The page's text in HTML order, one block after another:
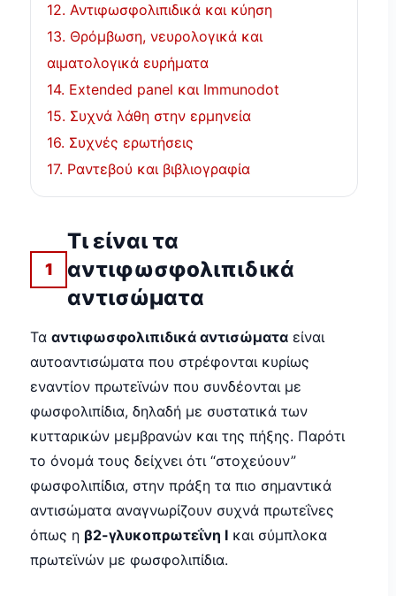
12. Αντιφωσφολιπιδικά και κύηση
13. Θρόμβωση, νευρολογικά και
αιματολογικά ευρήματα
14. Extended panel και Immunodot
15. Συχνά λάθη στην ερμηνεία
16. Συχνές ερωτήσεις
17. Ραντεβού και βιβλιογραφία
1
Τι είναι τα
αντιφωσφολιπιδικά
αντισώματα
Τα αντιφωσφολιπιδικά αντισώματα είναι
αυτοαντισώματα που στρέφονται κυρίως
εναντίον πρωτεϊνών που συνδέονται με
φωσφολιπίδια, δηλαδή με συστατικά των
κυτταρικών μεμβρανών και της πήξης. Παρότι
το όνομά τους δείχνει ότι “στοχεύουν”
φωσφολιπίδια, στην πράξη τα πιο σημαντικά
αντισώματα αναγνωρίζουν συχνά πρωτεΐνες
όπως η β2-γλυκοπρωτεΐνη Ι και σύμπλοκα
πρωτεϊνών με φωσφολιπίδια.